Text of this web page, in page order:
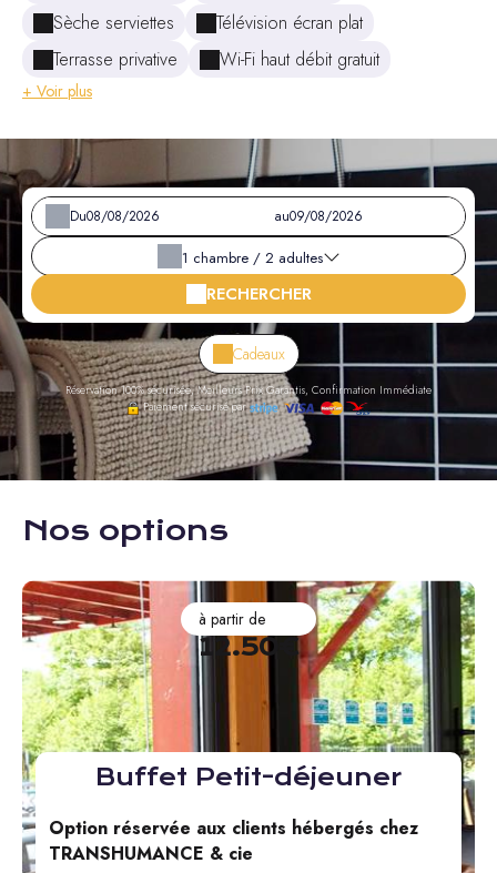
Sèche serviettes
Télévision écran plat
Terrasse privative
Wi-Fi haut débit gratuit
+ Voir plus
Du au
1 chambre / 2 adultes
RECHERCHER
Cadeaux
Réservation 100% sécurisée, Meilleurs Prix Garantis, Confirmation Immédiate
Paiement sécurisé par
Nos options
à partir de
12.50€
Buffet Petit-déjeuner
Option réservée aux clients hébergés chez
TRANSHUMANCE & cie